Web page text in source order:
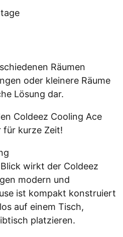
Räumen
oder kleinere Räume
Lösung dar.
Coldeez Cooling Ace
für kurze Zeit!
wirkt der Coldeez
modern und
ist kompakt konstruiert
auf einem Tisch,
platzieren.